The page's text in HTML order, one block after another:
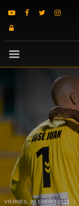
VIERNES, 29 ENERO 2021 /